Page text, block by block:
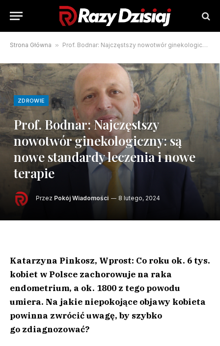
Strona Główna » Prof. Bodnar: Najczęstszy nowotwór ginekologiczny: są nowe standardy leczenia i nowe terapie
ZDROWIE
Prof. Bodnar: Najczęstszy
nowotwór ginekologiczny: są
nowe standardy leczenia i nowe
terapie
Przez Pokój Wiadomości 8 lutego, 2024
Katarzyna Pinkosz, Wprost: Co roku ok. 6 tys.
kobiet w Polsce zachorowuje na raka
endometrium, a ok. 1800 z tego powodu
umiera. Na jakie niepokojące objawy kobieta
powinna zwrócić uwagę, by szybko
go zdiagnozować?